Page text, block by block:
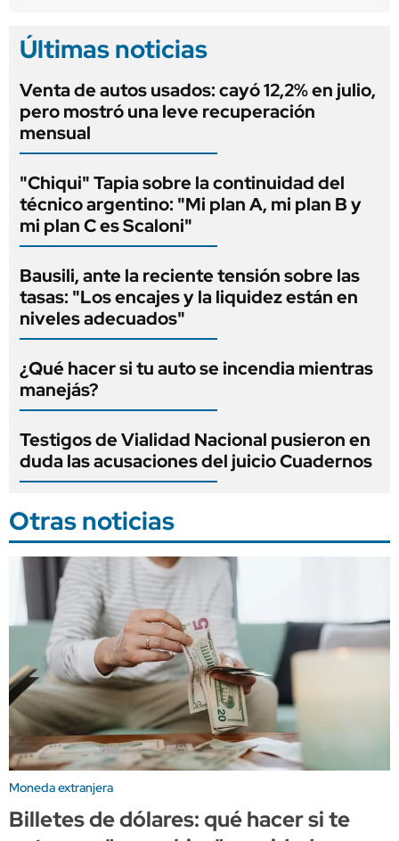
Últimas noticias
Venta de autos usados: cayó 12,2% en julio,
pero mostró una leve recuperación
mensual
"Chiqui" Tapia sobre la continuidad del
técnico argentino: "Mi plan A, mi plan B y
mi plan C es Scaloni"
Bausili, ante la reciente tensión sobre las
tasas: "Los encajes y la liquidez están en
niveles adecuados"
¿Qué hacer si tu auto se incendia mientras
manejás?
Testigos de Vialidad Nacional pusieron en
duda las acusaciones del juicio Cuadernos
Otras noticias
Moneda extranjera
Billetes de dólares: qué hacer si te